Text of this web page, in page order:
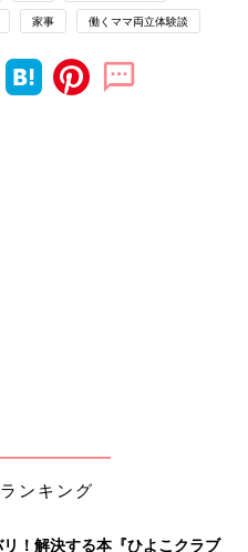
家事 働くママ両立体験談
ンキング
！解決する本『ひよこクラブ